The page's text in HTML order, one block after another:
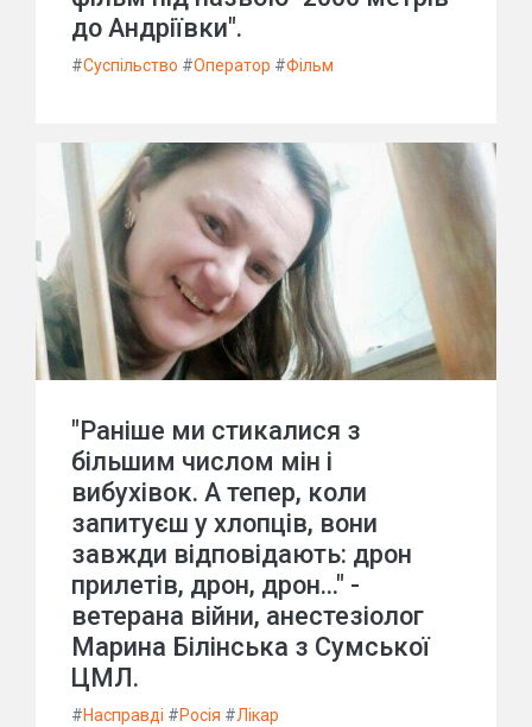
до Андріївки".
#Суспільство #Оператор #Фільм
"Раніше ми стикалися з
більшим числом мін і
вибухівок. А тепер, коли
запитуєш у хлопців, вони
завжди відповідають: дрон
прилетів, дрон, дрон..." -
ветерана війни, анестезіолог
Марина Білінська з Сумської
ЦМЛ.
#Насправді #Росія #Лікар